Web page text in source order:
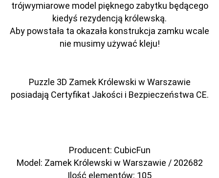
trójwymiarowe model pięknego zabytku będącego
kiedyś rezydencją królewską.
Aby powstała ta okazała konstrukcja zamku wcale
nie musimy używać kleju!
Puzzle 3D Zamek Królewski w Warszawie
posiadają Certyfikat Jakości i Bezpieczeństwa CE.
Producent: CubicFun
Model: Zamek Królewski w Warszawie / 202682
Ilość elementów: 105